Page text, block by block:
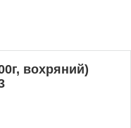
вохряний)